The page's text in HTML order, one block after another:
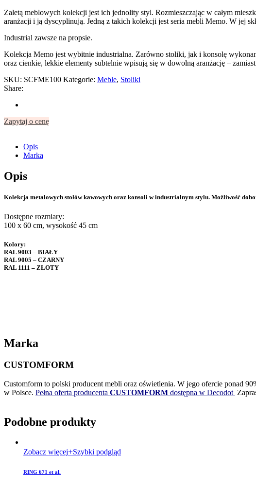
Zaletą meblowych kolekcji jest ich jednolity styl. Rozmieszczając w całym
aranżacji i ją dyscyplinują. Jedną z takich kolekcji jest seria mebli Memo. W jej
Industrial zawsze na propsie.
Kolekcja Memo jest wybitnie industrialna. Zarówno stoliki, jak i konsolę
oraz cienkie, lekkie elementy subtelnie wpisują się w dowolną aranżację –
SKU: SCFME100 Kategorie: Meble, Stoliki
Share:
Zapytaj o cenę
Opis
Marka
Opis
Kolekcja metalowych stołów kawowych oraz konsoli w industrialnym stylu. Możliwość
Dostępne rozmiary:
100 x 60 cm, wysokość 45 cm
Kolory:
RAL 9003 – BIAŁY
RAL 9005 – CZARNY
RAL 1111 – ZŁOTY
Marka
CUSTOMFORM
Customform to polski producent mebli oraz oświetlenia. W jego ofercie ponad
w Polsce. Pełna oferta producenta CUSTOMFORM dostępna w Decodot
Podobne produkty
Zobacz więcej Szybki podgląd
RING 671 et al.